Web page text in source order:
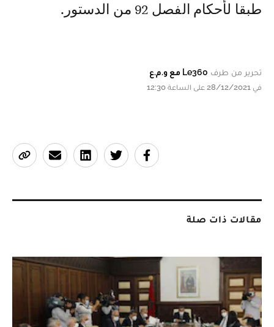
طبقا لأحكام الفصل 92 من الدستور.
تحرير من طرف Le360 مع و.م.ع
في 28/12/2021 على الساعة 12:30
مقالات ذات صلة